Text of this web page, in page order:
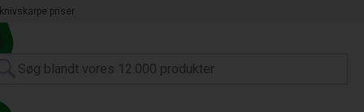
priser